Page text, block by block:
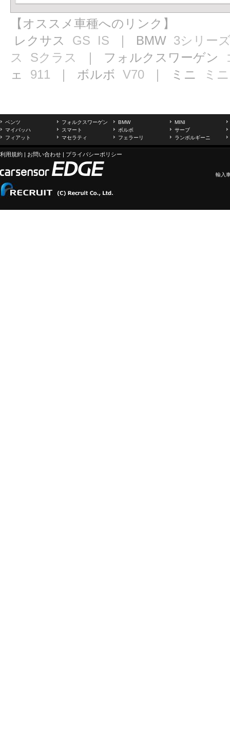
【オススメ車種へのリンク】
レクサス GS IS ｜ BMW 3シリー
ス
Sクラス ｜ フォルクスワーゲン
ェ 911 ｜ ボルボ V70 ｜ ミニ ミニ
ベンツ フォルクスワーゲン BMW
MINI
マイバッハ
スマート ボルボ
サーブ
フィアット
マセラティ フェラーリ ランボルギーニ
利用規約 | お問い合わせ | プライバシーポリシー
輸入